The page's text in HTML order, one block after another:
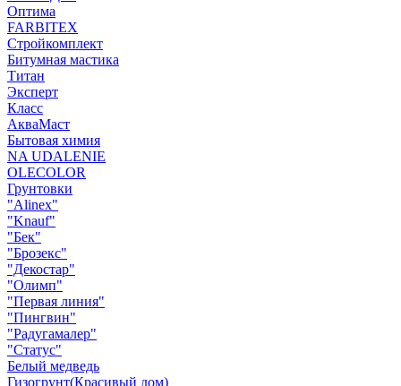
Оптима
FARBITEX
Стройкомплект
Битумная мастика
Титан
Эксперт
Класс
АкваМаст
Бытовая химия
NA UDALENIE
OLECOLOR
Грунтовки
"Alinex"
"Knauf"
"Бек"
"Брозекс"
"Декостар"
"Олимп"
"Первая линия"
"Пингвин"
"Радугамалер"
"Статус"
Белый медведь
Гизогрунт(Красивый дом)